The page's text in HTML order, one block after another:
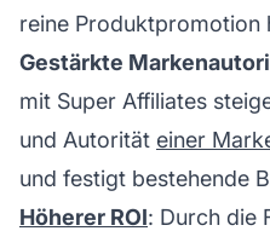
reine Produktpromotion
Gestärkte
mit Super Affiliates
und Autorität einer
und festigt bestehende
Höherer ROI: Durch die